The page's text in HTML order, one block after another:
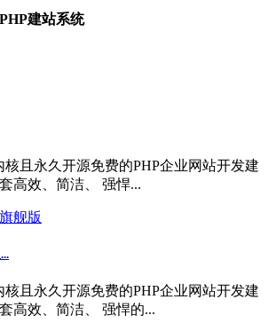
建站系统
核且永久开源免费的PHP企业网站开发建
高效、简洁、 强悍...
核且永久开源免费的PHP企业网站开发建
高效、简洁、 强悍的...